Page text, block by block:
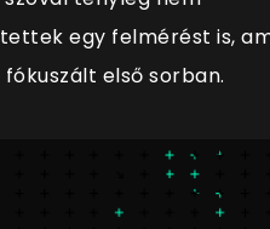
egy felmérést is,
első sorban.